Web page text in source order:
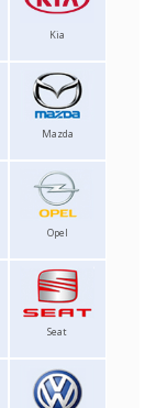
Kia
Mazda
Opel
Seat